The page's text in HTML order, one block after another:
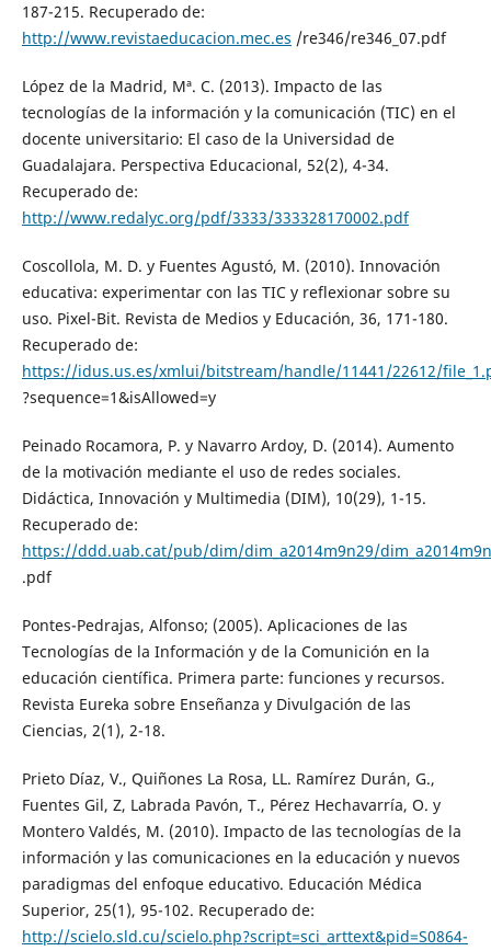
187-215. Recuperado de:
http://www.revistaeducacion.mec.es /re346/re346_07.pdf
López de la Madrid, Mª. C. (2013). Impacto de las
tecnologías de la información y la comunicación (TIC) en el
docente universitario: El caso de la Universidad de
Guadalajara. Perspectiva Educacional, 52(2), 4-34.
Recuperado de:
http://www.redalyc.org/pdf/3333/333328170002.pdf
Coscollola, M. D. y Fuentes Agustó, M. (2010). Innovación
educativa: experimentar con las TIC y reflexionar sobre su
uso. Pixel-Bit. Revista de Medios y Educación, 36, 171-180.
Recuperado de:
https://idus.us.es/xmlui/bitstream/handle/11441/22612/
?sequence=1&isAllowed=y
Peinado Rocamora, P. y Navarro Ardoy, D. (2014). Aumento
de la motivación mediante el uso de redes sociales.
Didáctica, Innovación y Multimedia (DIM), 10(29), 1-15.
Recuperado de:
https://ddd.uab.cat/pub/dim/dim_a2014m9n29/
.pdf
Pontes-Pedrajas, Alfonso; (2005). Aplicaciones de las
Tecnologías de la Información y de la Comunición en la
educación científica. Primera parte: funciones y recursos.
Revista Eureka sobre Enseñanza y Divulgación de las
Ciencias, 2(1), 2-18.
Prieto Díaz, V., Quiñones La Rosa, LL. Ramírez Durán, G.,
Fuentes Gil, Z, Labrada Pavón, T., Pérez Hechavarría, O. y
Montero Valdés, M. (2010). Impacto de las tecnologías de la
información y las comunicaciones en la educación y nuevos
paradigmas del enfoque educativo. Educación Médica
Superior, 25(1), 95-102. Recuperado de:
http://scielo.sld.cu/scielo.php?script=sci_arttext&pid=S0864-